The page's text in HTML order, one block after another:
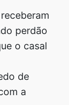
perdão
o casal
de
a